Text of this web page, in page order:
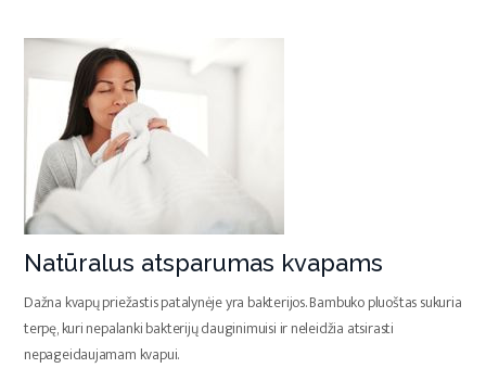
Natūralus atsparumas kvapams
Dažna kvapų priežastis patalynėje yra bakterijos. Bambuko pluoštas sukuria
terpę, kuri nepalanki bakterijų dauginimuisi ir neleidžia atsirasti
nepageidaujamam kvapui.